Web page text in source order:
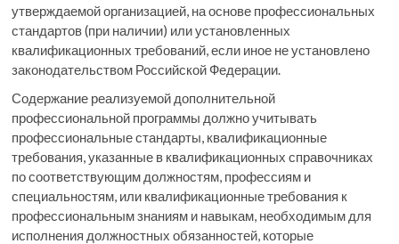
утверждаемой организацией, на основе профессиональных
стандартов (при наличии) или установленных
квалификационных требований, если иное не установлено
законодательством Российской Федерации.
Содержание реализуемой дополнительной
профессиональной программы должно учитывать
профессиональные стандарты, квалификационные
требования, указанные в квалификационных справочниках
по соответствующим должностям, профессиям и
специальностям, или квалификационные требования к
профессиональным знаниям и навыкам, необходимым для
исполнения должностных обязанностей, которые